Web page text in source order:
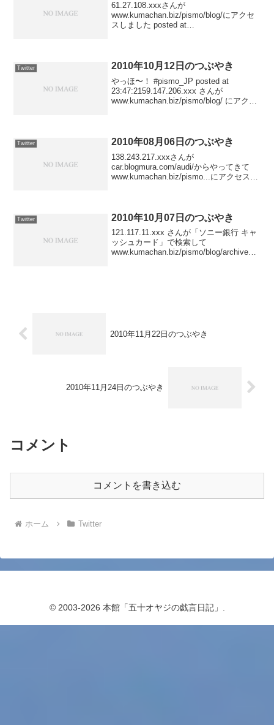
61.27.108.xxxさんが
www.kumachan.biz/pismo/blog/にアクセ
スしました posted at
Twitter 2010年10月12日のつぶやき
やっほ〜！ #pismo_JP posted at
23:47:2159.147.206.xxx さんが
www.kumachan.biz/pismo/blog/ にアクセ
Twitter 2010年08月06日のつぶやき
138.243.217.xxxさんが
car.blogmura.com/audi/からやってきて
www.kumachan.biz/pismo...にアクセスし
Twitter 2010年10月07日のつぶやき
121.117.11.xxx さんが「ソニー銀行 キャ
ッシュカード」で検索して
www.kumachan.biz/pismo/blog/archives/p
2010年11月22日のつぶやき
2010年11月24日のつぶやき
コメント
コメントを書き込む
ホーム Twitter
© 2003-2026 本館「五十オヤジの戯言日記」.